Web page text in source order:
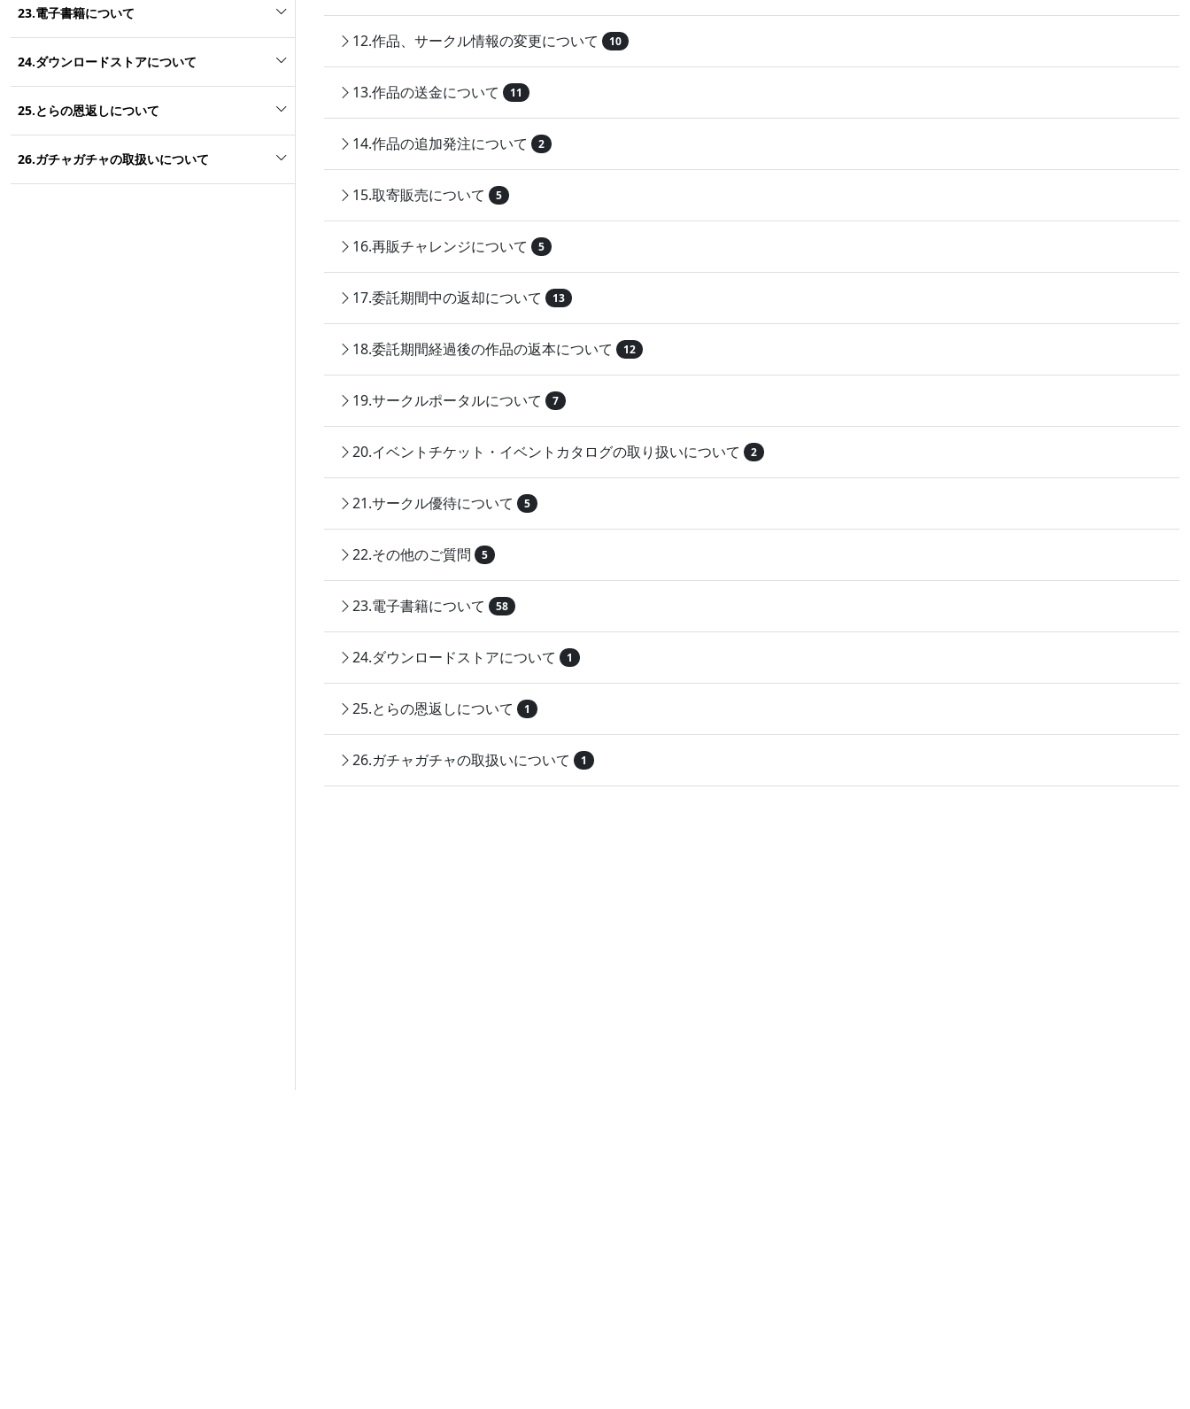
23.電子書籍について
24.ダウンロードストアについて
25.とらの恩返しについて
26.ガチャガチャの取扱いについて
12.作品、サークル情報の変更について 10
13.作品の送金について 11
14.作品の追加発注について 2
15.取寄販売について 5
16.再販チャレンジについて 5
17.委託期間中の返却について 13
18.委託期間経過後の作品の返本について 12
19.サークルポータルについて 7
20.イベントチケット・イベントカタログの取り扱いについて 2
21.サークル優待について 5
22.その他のご質問 5
23.電子書籍について 58
24.ダウンロードストアについて 1
25.とらの恩返しについて 1
26.ガチャガチャの取扱いについて 1